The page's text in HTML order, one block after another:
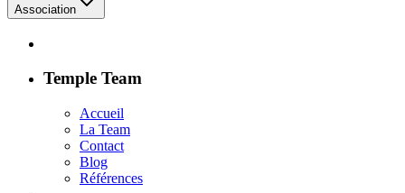
Association
Temple Team
Accueil
La Team
Contact
Blog
Références